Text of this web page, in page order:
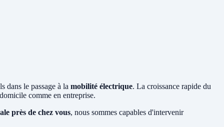
dans le passage à la mobilité électrique. La croissance rapide du
comme en entreprise.
près de chez vous, nous sommes capables d'intervenir